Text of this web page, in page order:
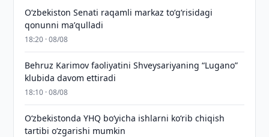
Oʻzbekiston Senati raqamli markaz toʻgʻrisidagi
qonunni maʼqulladi
18:20 · 08/08
Behruz Karimov faoliyatini Shveysariyaning “Lugano”
klubida davom ettiradi
18:10 · 08/08
O‘zbekistonda YHQ bo‘yicha ishlarni ko‘rib chiqish
tartibi o‘zgarishi mumkin